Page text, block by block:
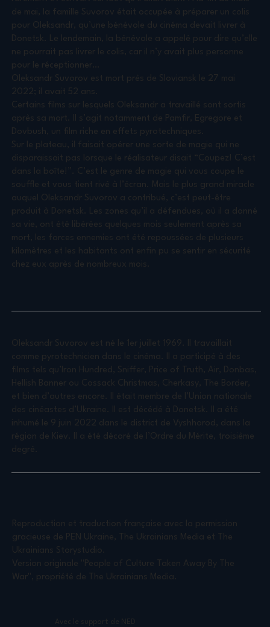
de mai, la famille Suvorov était occupée à préparer un colis
pour Oleksandr, qu’une bénévole du cinéma devait livrer à
Donetsk. Le lendemain, la bénévole a appelé pour dire qu’elle
ne pourrait pas livrer le colis, car il n’y avait plus personne
pour le réceptionner…
Oleksandr Suvorov est mort près de Sloviansk le 27 mai
2022; il avait 52 ans.
Certains films sur lesquels Oleksandr a travaillé sont sortis
après sa mort. Il s’agit notamment de Pamfir, Egregore et
Dovbush, un film riche en effets pyrotechniques.
Sur le plateau, il faisait opérer une sorte de magie qui ne
disparaissait pas lorsque le réalisateur disait “Coupez! C’est
dans la boîte!”. C’est le genre de magie qui vous coupe le
souffle et vous tient rivé à l’écran. Mais le plus grand miracle
auquel Oleksandr Suvorov a contribué, c’est peut-être
produit à Donetsk. Les zones qu’il a défendues, où il a donné
sa vie, ont été libérées quelques mois seulement après sa
mort, les forces ennemies ont été repoussées de plusieurs
kilomètres et les habitants ont enfin pu se sentir en sécurité
chez eux après de nombreux mois.
Oleksandr Suvorov est né le 1er juillet 1969. Il travaillait
comme pyrotechnicien dans le cinéma. Il a participé à des
films tels qu’Iron Hundred, Sniffer, Price of Truth, Air, Donbas,
Hellish Banner ou Cossack Christmas, Cherkasy, The Border,
et bien d’autres encore. Il était membre de l’Union nationale
des cinéastes d’Ukraine. Il est décédé à Donetsk. Il a été
inhumé le 9 juin 2022 dans le district de Vyshhorod, dans la
région de Kiev. Il a été décoré de l’Ordre du Mérite, troisième
degré.
Reproduction et traduction française avec la permission
gracieuse de PEN Ukraine, The Ukrainians Media et The
Ukrainians Storystudio.
Version originale "People of Culture Taken Away By The
War", propriété de The Ukrainians Media.
Avec le support de NED